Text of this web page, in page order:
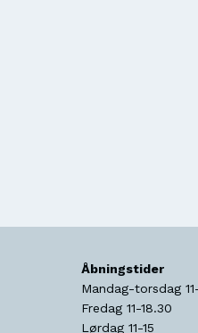
Åbningstider
Mandag-torsdag
Fredag 11-18.30
Lørdag 11-15